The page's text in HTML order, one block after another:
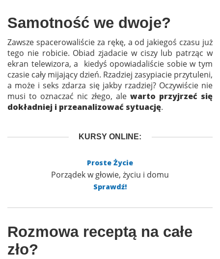
Samotność we dwoje?
Zawsze spacerowaliście za rękę, a od jakiegoś czasu już
tego nie robicie. Obiad zjadacie w ciszy lub patrząc w
ekran telewizora, a kiedyś opowiadaliście sobie w tym
czasie cały mijający dzień. Rzadziej zasypiacie przytuleni,
a może i seks zdarza się jakby rzadziej? Oczywiście nie
musi to oznaczać nic złego, ale warto przyjrzeć się
dokładniej i przeanalizować sytuację.
KURSY ONLINE:
Proste Życie
Porządek w głowie, życiu i domu
Sprawdź!
Rozmowa receptą na całe
zło?